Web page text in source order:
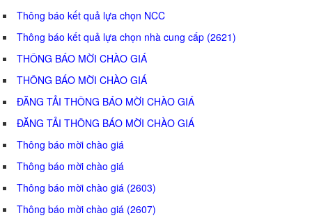
Thông báo kết quả lựa chọn NCC
Thông báo kết quả lựa chọn nhà cung cấp (2621)
THÔNG BÁO MỜI CHÀO GIÁ
THÔNG BÁO MỜI CHÀO GIÁ
ĐĂNG TẢI THÔNG BÁO MỜI CHÀO GIÁ
ĐĂNG TẢI THÔNG BÁO MỜI CHÀO GIÁ
Thông báo mời chào giá
Thông báo mời chào giá
Thông báo mời chào giá (2603)
Thông báo mời chào giá (2607)